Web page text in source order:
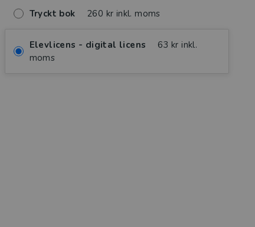
Tryckt bok 260 kr inkl. moms
Elevlicens - digital licens
63 kr inkl.
moms